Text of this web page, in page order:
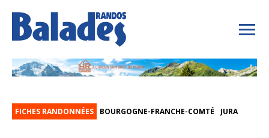
FICHES RANDONNÉES BOURGOGNE-FRANCHE-COMTÉ JURA